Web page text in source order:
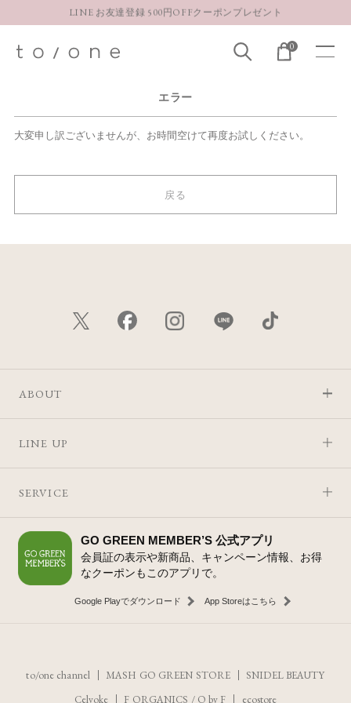
LINE お友達登録 500円OFFクーポンプレゼント
お得な定期購入コースはこちら
0
エラー
大変申し訳ございませんが、お時間空けて再度お試しください。
戻る
ABOUT
LINE UP
SERVICE
GO GREEN MEMBER’S 公式アプリ
会員証の表示や新商品、キャンペーン情報、お得
なクーポンもこのアプリで。
Google Playでダウンロード App Storeはこちら
to/one channel MASH GO GREEN STORE
SNIDEL BEAUTY
Celvoke
F ORGANICS / O by F ecostore